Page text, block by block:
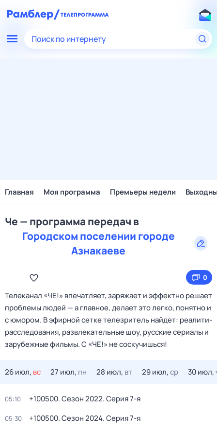
Поиск по интернету
Главная Моя программа Премьеры недели
Че — программа передач в
Городском поселении городе
Азнакаеве
0
Телеканал «ЧЕ!» впечатляет, заряжает и эффектно решает
проблемы людей — а главное, делает это легко, понятно и
с юмором. В эфирной сетке телезритель найдет: реалити-
расследования, развлекательные шоу, русские сериалы и
зарубежные фильмы. С «ЧЕ!» не соскучишься!
26 июл, вс 27 июл, пн 28 июл, вт 29 июл,ср 30 июл,
05:10 +100500. Сезон 2022. Серия 7-я
05:30 +100500. Сезон 2024. Серия 7-я